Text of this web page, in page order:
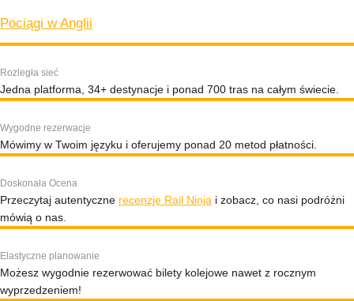
Pociągi w Anglii
Rozległa sieć
Jedna platforma, 34+ destynacje i ponad 700 tras na całym świecie.
Wygodne rezerwacje
Mówimy w Twoim języku i oferujemy ponad 20 metod płatności.
Doskonała Ocena
Przeczytaj autentyczne recenzje Rail Ninja i zobacz, co nasi podróżni
mówią o nas.
Elastyczne planowanie
Możesz wygodnie rezerwować bilety kolejowe nawet z rocznym
wyprzedzeniem!